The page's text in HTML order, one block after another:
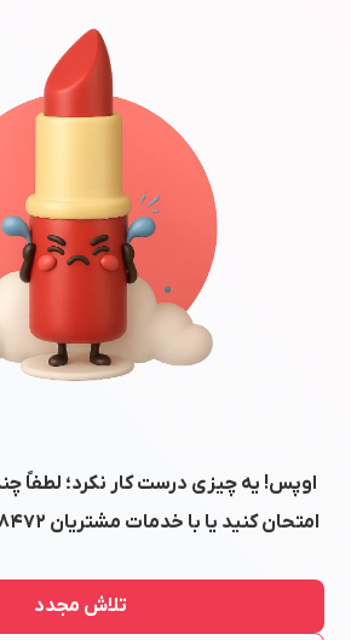
اوپس! یه چیزی درست کار نکرد؛ لطفاً
امتحان کنید یا با خدمات مشتریان
تلاش مجدد